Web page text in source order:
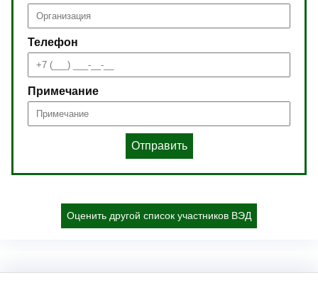
Телефон
Примечание
Отправить
Оценить другой список участников ВЭД